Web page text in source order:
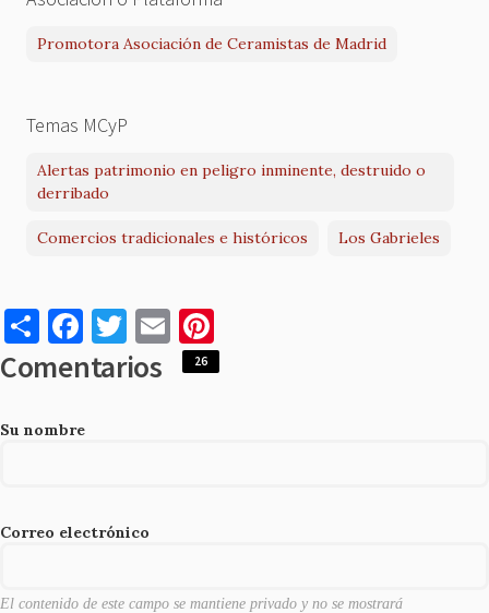
Promotora Asociación de Ceramistas de Madrid
Temas MCyP
Alertas patrimonio en peligro inminente, destruido o
derribado
Comercios tradicionales e históricos Los Gabrieles
S
h
ar
e
F
a
c
e
o
T
w
it
E
m nt
Comentarios 26
Su nombre
Correo electrónico
El contenido de este campo se mantiene privado y no se mostrará